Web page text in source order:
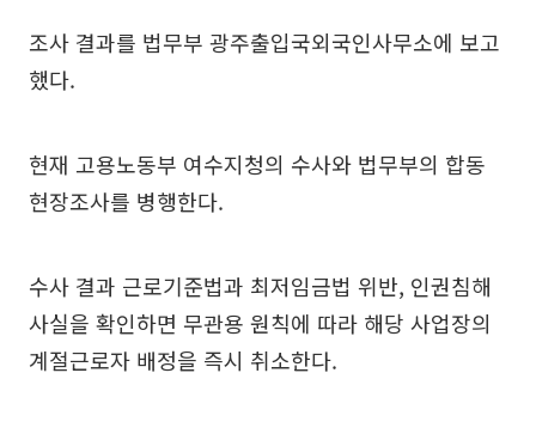
조사 결과를 법무부 광주출입국외국인사무소에 보고
했다.
현재 고용노동부 여수지청의 수사와 법무부의 합동
현장조사를 병행한다.
수사 결과 근로기준법과 최저임금법 위반, 인권침해
사실을 확인하면 무관용 원칙에 따라 해당 사업장의
계절근로자 배정을 즉시 취소한다.